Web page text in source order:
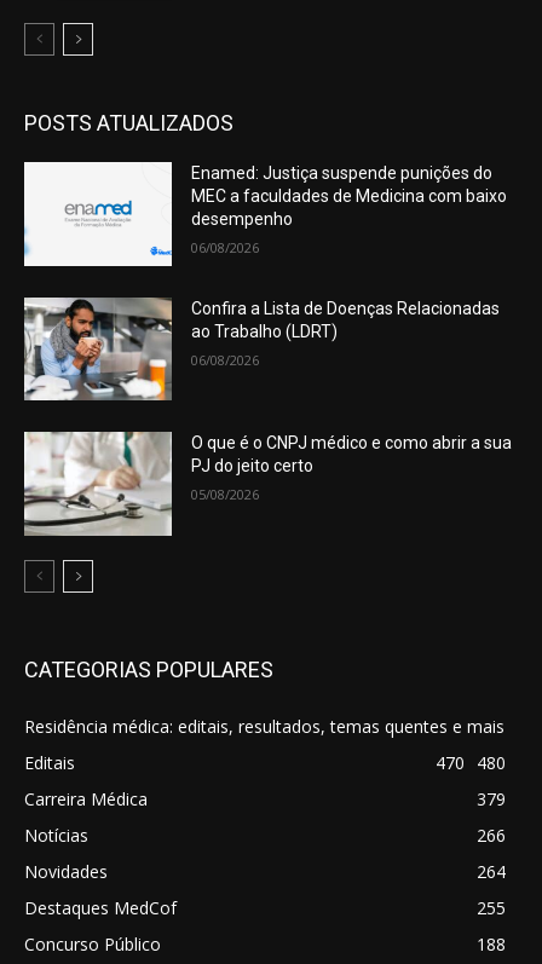
POSTS ATUALIZADOS
Enamed: Justiça suspende punições do
MEC a faculdades de Medicina com baixo
desempenho
06/08/2026
Confira a Lista de Doenças Relacionadas
ao Trabalho (LDRT)
06/08/2026
O que é o CNPJ médico e como abrir a sua
PJ do jeito certo
05/08/2026
CATEGORIAS POPULARES
Residência médica: editais, resultados, temas quentes e mais
480
Editais
470
Carreira Médica
379
Notícias
266
Novidades
264
Destaques MedCof
255
Concurso Público
188